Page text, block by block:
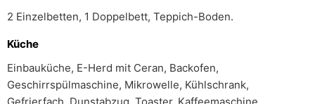
2 Einzelbetten, 1 Doppelbett, Teppich-Boden.
Küche
Einbauküche, E-Herd mit Ceran, Backofen,
Geschirrspülmaschine, Mikrowelle, Kühlschrank,